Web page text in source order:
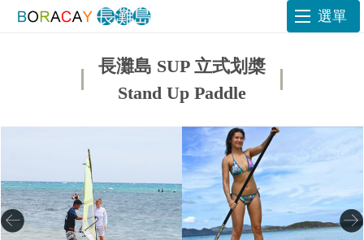
選單
長灘島 SUP 立式划槳
Stand Up Paddle